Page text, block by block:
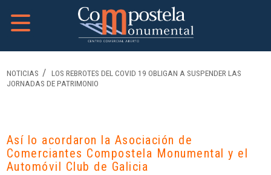
NOTICIAS
LOS REBROTES DEL COVID 19 OBLIGAN A SUSPENDER LAS
JORNADAS DE PATRIMONIO
Así lo acordaron la Asociación de
Comerciantes Compostela Monumental y el
Automóvil Club de Galicia